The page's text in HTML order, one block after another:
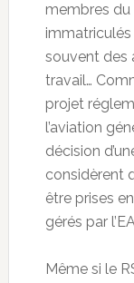
membres du
immatriculés
souvent des
travail…
projet
l’aviation
décision
considèrent
être prises
gérés par
Même si le